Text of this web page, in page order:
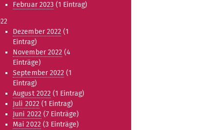
Februar 2023 (1 Eintrag)
Dezember 2022 (1
Eintrag)
November 2022 (4
Einträge)
September 2022 (1
Eintrag)
August 2022 (1 Eintrag)
Juli 2022 (1 Eintrag)
Juni 2022 (7 Einträge)
Mai 2022 (3 Einträge)